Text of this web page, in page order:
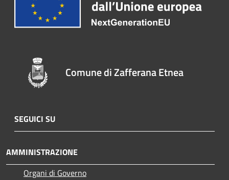
Comune di Zafferana Etnea
SEGUICI SU
AMMINISTRAZIONE
Organi di Governo